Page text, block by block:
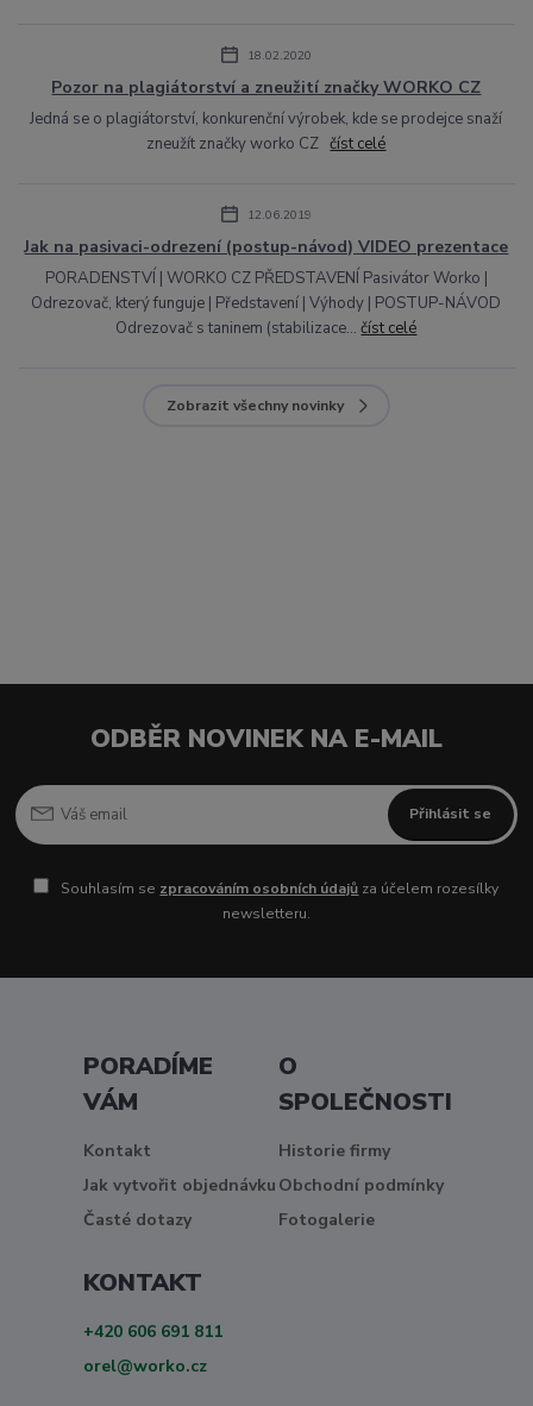
18.02.2020
Pozor na plagiátorství a zneužití značky WORKO CZ
Jedná se o plagiátorství, konkurenční výrobek, kde se prodejce snaží
zneužít značky worko CZčíst celé
12.06.2019
Jak na pasivaci-odrezení (postup-návod) VIDEO prezentace
PORADENSTVÍ | WORKO CZ PŘEDSTAVENÍ Pasivátor Worko |
Odrezovač, který funguje | Představení | Výhody | POSTUP-NÁVOD
Odrezovač s taninem (stabilizace...číst celé
Zobrazit všechny novinky
ODBĚR NOVINEK NA E-MAIL
Přihlásit se
Souhlasím se zpracováním osobních údajů za účelem rozesílky
newsletteru.
PORADÍME
VÁM
Kontakt
Jak vytvořit objednávku
Časté dotazy
O
SPOLEČNOSTI
Historie firmy
Obchodní podmínky
Fotogalerie
KONTAKT
+420 606 691 811
orel@worko.cz